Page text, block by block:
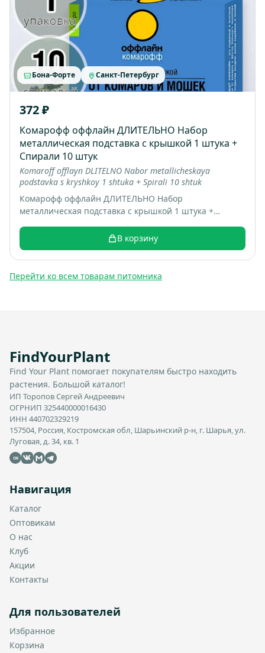
Бона-Форте Санкт-Петербург
372 ₽
Комарофф оффлайн ДЛИТЕЛЬНО Набор
металлическая подставка с крышкой 1 штука +
Спирали 10 штук
Komaroff offlayn DLITELNO Nabor metallicheskaya
podstavka s kryshkoy 1 shtuka + Spirali 10 shtuk
Комарофф оффлайн ДЛИТЕЛЬНО Набор
металлическая подставка с крышкой 1 штука +
В корзину
Перейти ко всем товарам питомника
FindYourPlant
Find Your Plant помогает покупателям быстро находить
растения. Большой каталог!
ИП Торопов Сергей Андреевич
ОГРНИП 325440000016430
ИНН 440702329219
157504, Россия, Костромская обл, Шарьинский р-н, г. Шарья, ул.
Луговая, д. 34, кв. 1
OK
Навигация
Каталог
Оптовикам
О нас
Клуб
Акции
Контакты
Для пользователей
Избранное
Корзина